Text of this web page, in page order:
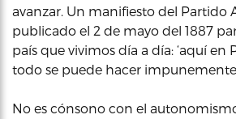
avanzar. Un manifiesto del Partido
publicado el 2 de mayo del 1887
país que vivimos día a día: ‘aquí en
todo se puede hacer
No es cónsono con el